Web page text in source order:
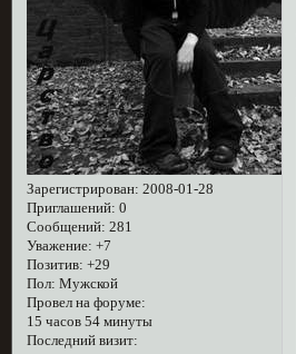
Зарегистрирован: 2008-01-28
Приглашений: 0
Сообщений: 281
Уважение: +7
Позитив: +29
Пол: Мужской
Провел на форуме:
15 часов 54 минуты
Последний визит: